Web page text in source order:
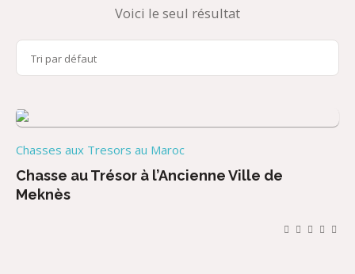
Voici le seul résultat
Chasses aux Tresors au Maroc
Chasse au Trésor à l’Ancienne Ville de
Meknès